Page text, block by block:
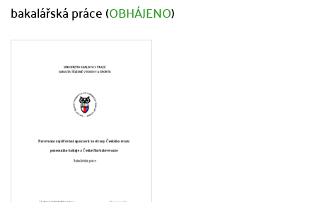
bakalářská práce (OBHÁJENO)